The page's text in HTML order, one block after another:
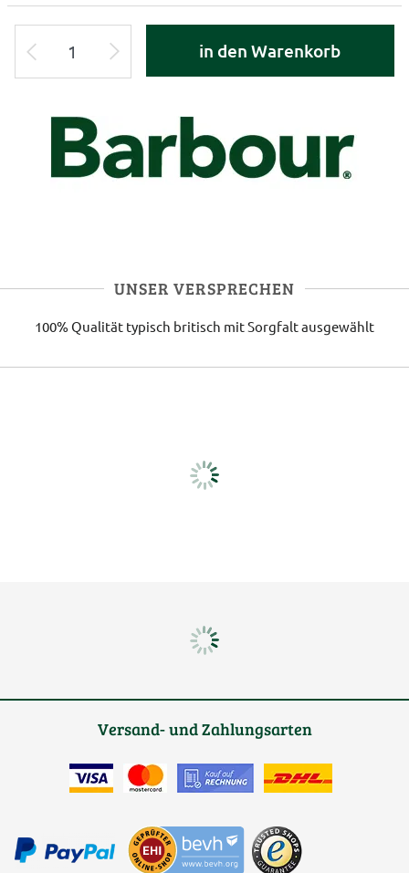
in den Warenkorb
UNSER VERSPRECHEN
100% Qualität typisch britisch mit Sorgfalt ausgewählt
Versand- und Zahlungsarten